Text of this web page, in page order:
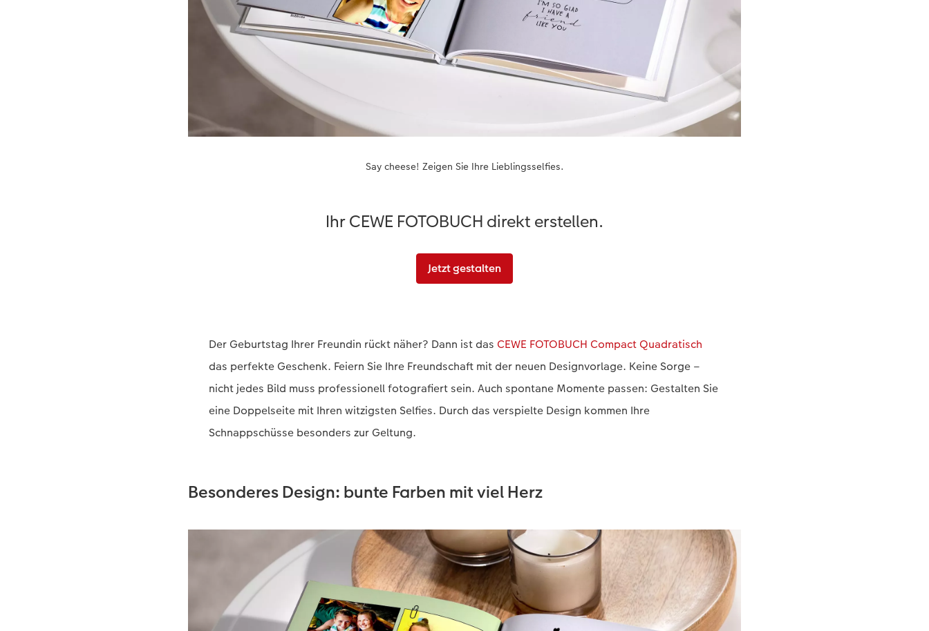
Say cheese! Zeigen Sie Ihre Lieblingsselfies.
Ihr CEWE FOTOBUCH direkt erstellen.
Jetzt gestalten
Der Geburtstag Ihrer Freundin rückt näher? Dann ist das CEWE FOTOBUCH Compact Quadratisch
das perfekte Geschenk. Feiern Sie Ihre Freundschaft mit der neuen Designvorlage. Keine Sorge –
nicht jedes Bild muss professionell fotografiert sein. Auch spontane Momente passen: Gestalten Sie
eine Doppelseite mit Ihren witzigsten Selfies. Durch das verspielte Design kommen Ihre
Schnappschüsse besonders zur Geltung.
Besonderes Design: bunte Farben mit viel Herz